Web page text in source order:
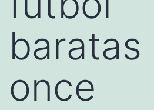
baratas
once